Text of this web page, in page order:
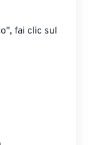
fai clic sul